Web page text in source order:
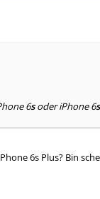
6soder iPhone 6s
6s Plus? Bin